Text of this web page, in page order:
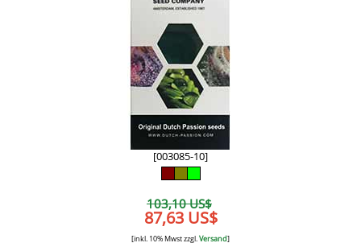
[003085-10]
103,10 US$
87,63 US$
[inkl. 10% Mwst zzgl.Versand]